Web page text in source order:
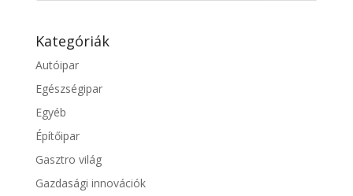
Kategóriák
Autóipar
Egészségipar
Egyéb
Építőipar
Gasztro világ
Gazdasági innovációk